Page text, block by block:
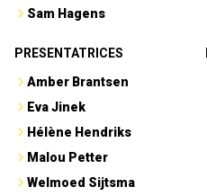
Sam Hagens
PRESENTATRICES
Amber Brantsen
Eva Jinek
Hélène Hendriks
Malou Petter
Welmoed Sijtsma